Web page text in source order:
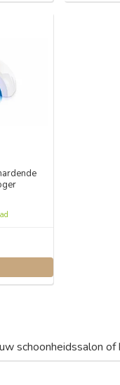
schoonheidssalon of